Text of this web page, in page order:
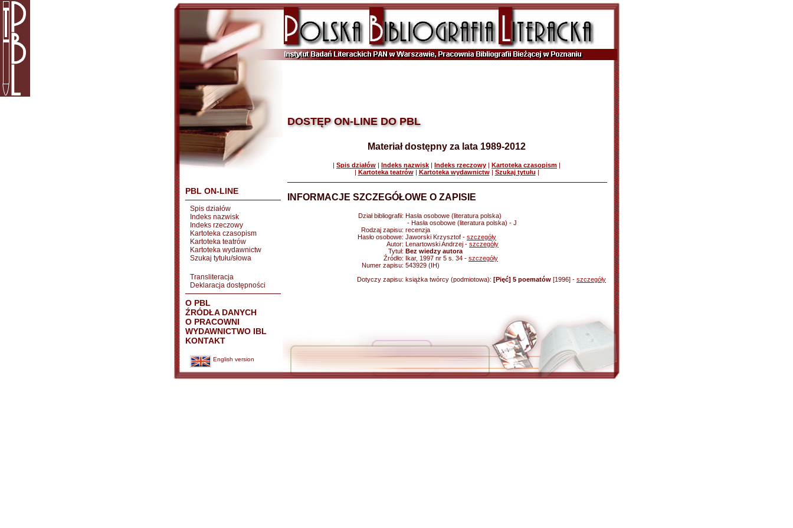
PBL ON-LINE
Spis działów
Indeks nazwisk
Indeks rzeczowy
Kartoteka czasopism
Kartoteka teatrów
Kartoteka wydawnictw
Szukaj tytułu/słowa
Transliteracja
Deklaracja dostępności
O PBL
ŹRÓDŁA DANYCH
O PRACOWNI
WYDAWNICTWO IBL
KONTAKT
English version
DOSTĘP ON-LINE DO PBL
Materiał dostępny za lata 1989-2012
| Spis działów | Indeks nazwisk | Indeks rzeczowy | Kartoteka czasopism |
| Kartoteka teatrów| Kartoteka wydawnictw| Szukaj tytułu |
INFORMACJE SZCZEGÓŁOWE O ZAPISIE
Dział bibliografii: Hasła osobowe (literatura polska)
- Hasła osobowe (literatura polska) - J
Rodzaj zapisu: recenzja
Hasło osobowe: Jaworski Krzysztof - szczegóły
Autor: Lenartowski Andrzej - szczegóły
Tytuł: Bez wiedzy autora
Źródło: Ikar, 1997 nr 5 s. 34 - szczegóły
Numer zapisu: 543929 (IH)
Dotyczy zapisu: książka twórcy (podmiotowa): [Pięć] 5 poematów [1996] - szczegóły